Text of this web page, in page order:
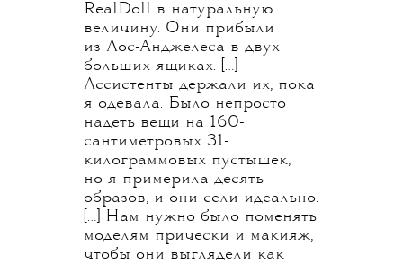
RealDoll в натуральную
величину. Они прибыли
из Лос-Анджелеса в двух
больших ящиках. […]
Ассистенты держали их, пока
я одевала. Было непросто
надеть вещи на 160-
сантиметровых 31-
килограммовых пустышек,
но я примерила десять
образов, и они сели идеально.
[…] Нам нужно было поменять
моделям прически и макияж,
чтобы они выглядели как